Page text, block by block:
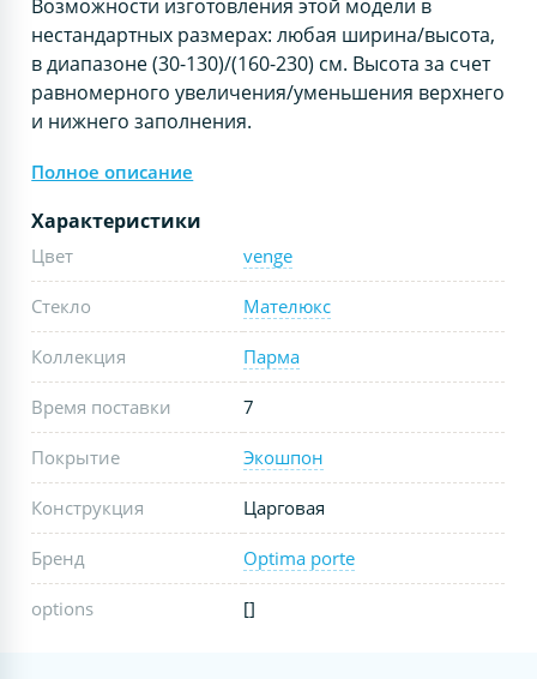
Возможности изготовления этой модели в
нестандартных размерах: любая ширина/высота,
в диапазоне (30-130)/(160-230) см. Высота за счет
равномерного увеличения/уменьшения верхнего
и нижнего заполнения.
Полное описание
Характеристики
Цвет venge
Стекло Мателюкс
Коллекция Парма
Время поставки 7
Покрытие Экошпон
Конструкция Царговая
Бренд Optima porte
options []